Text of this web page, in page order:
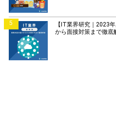
5
【IT業界研究｜2023
から面接対策まで徹底